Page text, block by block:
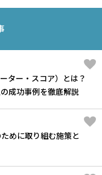
ター・スコア）とは？
成功事例を徹底解説
めに取り組む施策と